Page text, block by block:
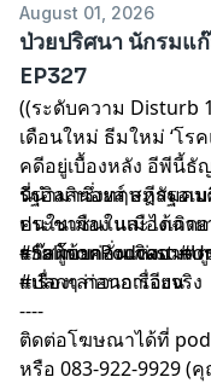
August 01, 2026
ป่วยปริศนา นักรม
EP327
((ระดับความ Disturb
เดือนใหม่ ธีมใหม่ ‘โร
คดีอยู่เบื้องหลัง อีพีนี้ธั
รัฐอิลลินอยส์ สหรัฐอเ
ประชาชนในเมืองเกิด
ราย โดยก่อนเกิดอาก
แปลกๆ ก่อนอาเจียน
นี่นำมาซึ่งทฤษฎีสมคบ
คนในเมือง และได้ฉา
แก๊สผู้บ้าคลั่งแห่งแมต
#SalmonPodcast
#เรื่องเล่าจากเรื่องจริง
----
ติดต่อโฆษณาได้ที่
หรือ 083-922-9929 (